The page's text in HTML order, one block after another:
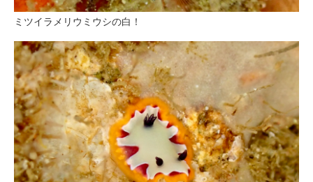
ミツイラメリウミウシの白！